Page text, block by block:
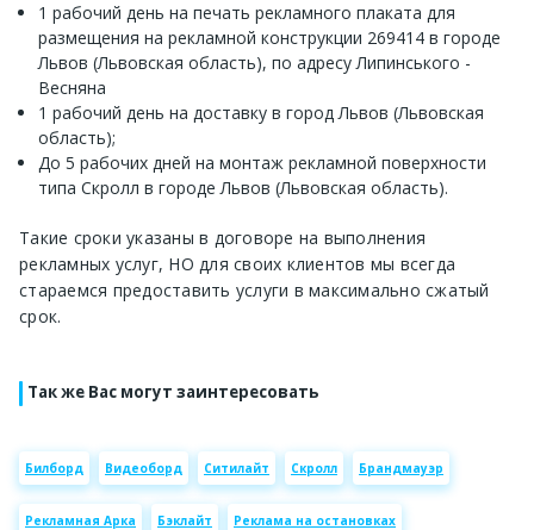
1 рабочий день на печать рекламного плаката для
размещения на рекламной конструкции 269414 в городе
Львов (Львовская область), по адресу Липинського -
Весняна
1 рабочий день на доставку в город Львов (Львовская
область);
До 5 рабочих дней на монтаж рекламной поверхности
типа Скролл в городе Львов (Львовская область).
Такие сроки указаны в договоре на выполнения
рекламных услуг, НО для своих клиентов мы всегда
стараемся предоставить услуги в максимально сжатый
срок.
Так же Вас могут заинтересовать
Билборд Видеоборд Ситилайт Скролл Брандмауэр
Рекламная Арка Бэклайт Реклама на остановках